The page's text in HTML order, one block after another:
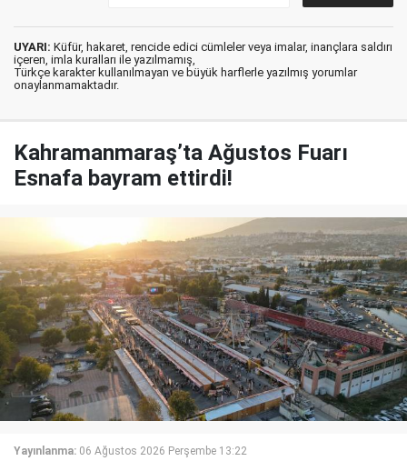
UYARI: Küfür, hakaret, rencide edici cümleler veya imalar, inançlara saldırı
içeren, imla kuralları ile yazılmamış,
Türkçe karakter kullanılmayan ve büyük harflerle yazılmış yorumlar
onaylanmamaktadır.
Kahramanmaraş’ta Ağustos Fuarı
Esnafa bayram ettirdi!
Yayınlanma: 06 Ağustos 2026 Perşembe 13:22